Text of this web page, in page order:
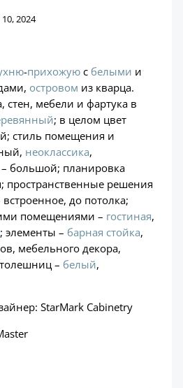
2024
-прихожую с белыми и
островом из кварца.
стен, мебели и фартука в
; в целом цвет
стиль помещения и
неоклассика,
– большой; планировка
пространственные решения
встроенное, до потолка;
помещениями – гостиная,
; элементы – барная стойка,
мебельного декора,
– белый,
StarMark Cabinetry